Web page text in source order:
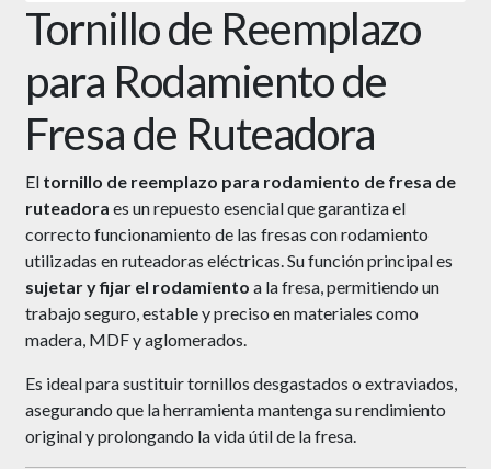
Tornillo de Reemplazo
para Rodamiento de
Fresa de Ruteadora
El tornillo de reemplazo para rodamiento de fresa de
ruteadora es un repuesto esencial que garantiza el
correcto funcionamiento de las fresas con rodamiento
utilizadas en ruteadoras eléctricas. Su función principal es
sujetar y fijar el rodamiento a la fresa, permitiendo un
trabajo seguro, estable y preciso en materiales como
madera, MDF y aglomerados.
Es ideal para sustituir tornillos desgastados o extraviados,
asegurando que la herramienta mantenga su rendimiento
original y prolongando la vida útil de la fresa.